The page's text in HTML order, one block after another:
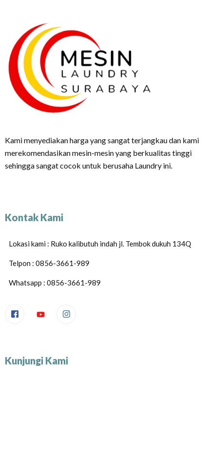
Kami menyediakan harga yang sangat terjangkau dan kami
merekomendasikan mesin-mesin yang berkualitas tinggi
sehingga sangat cocok untuk berusaha Laundry ini.
Kontak Kami
Lokasi kami : Ruko kalibutuh indah jl. Tembok dukuh 134Q
Telpon : 0856-3661-989
Whatsapp : 0856-3661-989
Kunjungi Kami